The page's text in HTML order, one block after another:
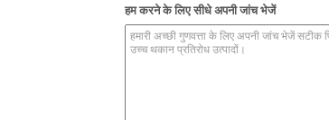
हम करने के लिए सीधे अपनी जांच भेजें